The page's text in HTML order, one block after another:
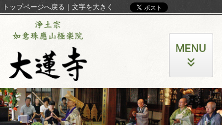
トップページへ戻る ｜ 文字を大きく